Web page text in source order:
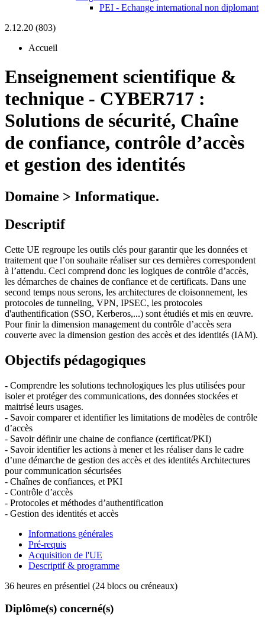
PEI - Echange international non diplomant
2.12.20 (803)
Accueil
Enseignement scientifique &
technique - CYBER717 :
Solutions de sécurité, Chaîne
de confiance, contrôle d’accès
et gestion des identités
Domaine > Informatique.
Descriptif
Cette UE regroupe les outils clés pour garantir que les données et
traitement que l’on souhaite réaliser sur ces dernières correspondent
à l’attendu. Ceci comprend donc les logiques de contrôle d’accès,
les démarches de chaines de confiance et de certificats. Dans une
second temps nous serons, les architectures de cloisonnement, les
protocoles de tunneling, VPN, IPSEC, les protocoles
d'authentification (SSO, Kerberos,...) sont étudiés et mis en œuvre.
Pour finir la dimension management du contrôle d’accès sera
couverte avec la dimension gestion des accès et des identités (IAM).
Objectifs pédagogiques
- Comprendre les solutions technologiques les plus utilisées pour
isoler et protéger des communications, des données stockées et
maitrisé leurs usages.
- Savoir comparer et identifier les limitations de modèles de contrôle
d’accès
- Savoir définir une chaine de confiance (certificat/PKI)
- Savoir identifier les actions à mener et les réaliser dans le cadre
d’une démarche de gestion des accès et des identités Architectures
pour communication sécurisées
- Chaînes de confiances, et PKI
- Contrôle d’accès
- Protocoles et méthodes d’authentification
- Gestion des identités et accès
Informations générales
Pré-requis
Acquisition de l'UE
Descriptif & programme
36 heures en présentiel (24 blocs ou créneaux)
Diplôme(s) concerné(s)